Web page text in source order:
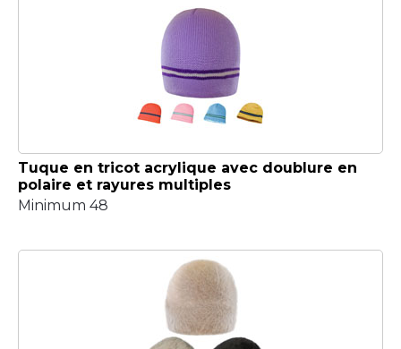
Tuque en tricot acrylique avec doublure en
polaire et rayures multiples
Minimum 48